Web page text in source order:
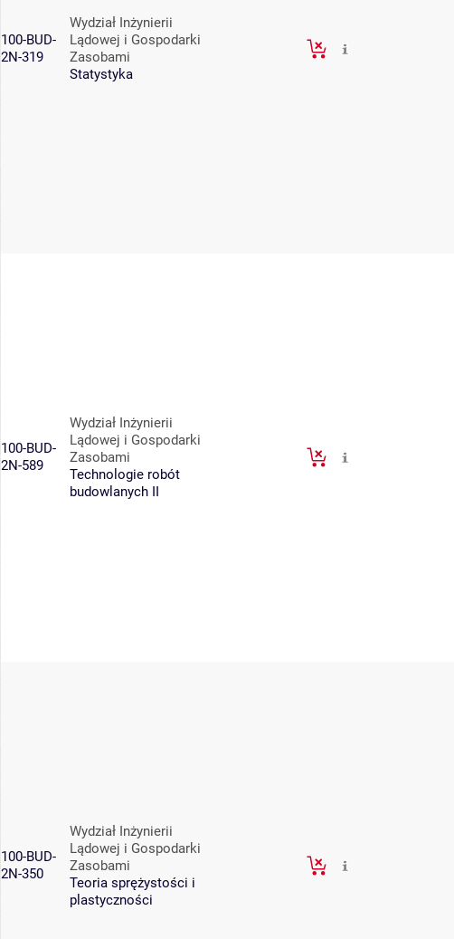
100-BUD-
2N-319
Wydział Inżynierii
Lądowej i Gospodarki
Zasobami
Statystyka
100-BUD-
2N-589
Wydział Inżynierii
Lądowej i Gospodarki
Zasobami
Technologie robót
budowlanych II
100-BUD-
2N-350
Wydział Inżynierii
Lądowej i Gospodarki
Zasobami
Teoria sprężystości i
plastyczności